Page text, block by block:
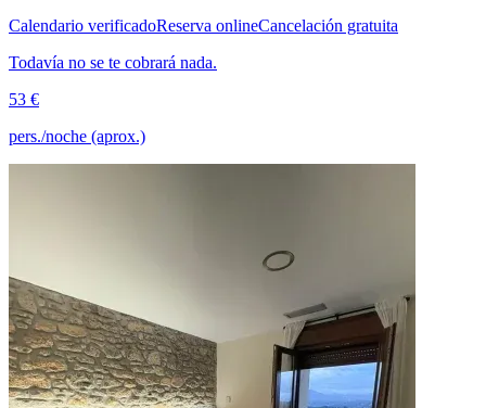
Calendario verificadoReserva onlineCancelación gratuita
Todavía no se te cobrará nada.
53 €
pers./noche (aprox.)